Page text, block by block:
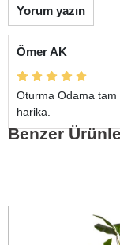
Yorum yazın
Ömer AK
Oturma Odama tam
harika.
Benzer